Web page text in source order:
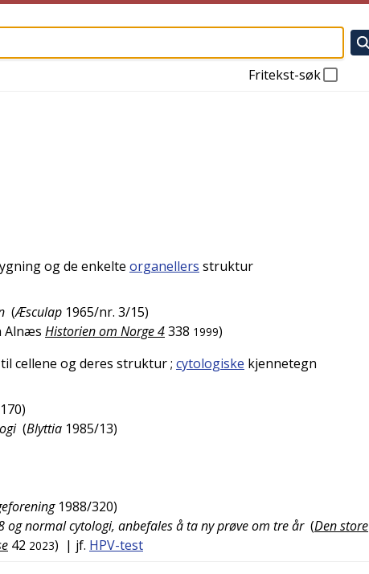
Fritekst-søk
og de enkelte organellers struktur
(Æsculap 1965/nr. 3/15)
Alnæs Historien om Norge 4338 1999)
cellene og deres struktur; cytologiske kjennetegn
)
(Blyttia 1985/13)
1988/320)
og normal cytologi, anbefales å ta ny prøve om tre år (Den store
42 2023) | jf. HPV-test